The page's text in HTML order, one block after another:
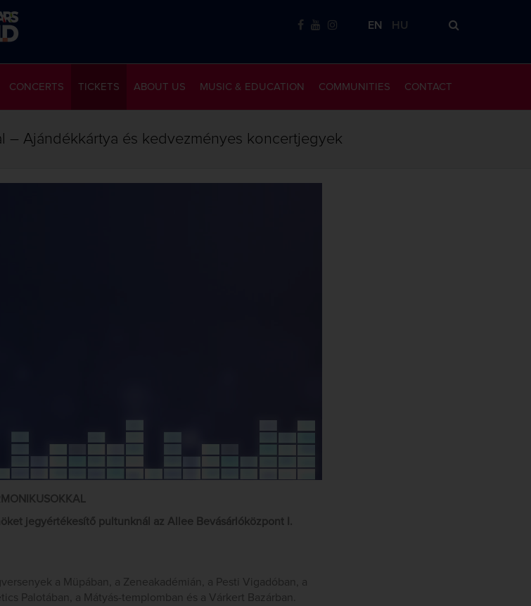
EN HU
CONTACT
COMMUNITIES
MUSIC & EDUCATION
CONCERTS TICKETS ABOUT US
– Ajándékkártya és kedvezményes koncertjegyek
jegyértékesítő pultunknál az Allee Bevásárlóközpont I.
a Müpában, a Zeneakadémián, a Pesti Vigadóban, a
Palotában, a Mátyás-templomban és a Várkert Bazárban.